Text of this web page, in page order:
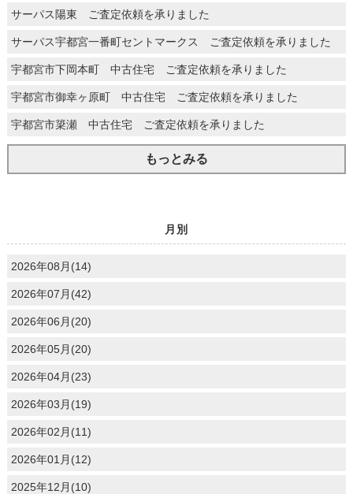
サーパス陽東 ご査定依頼を承りました
サーパス宇都宮一番町セントマークス ご査定依頼を承りました
宇都宮市下岡本町 中古住宅 ご査定依頼を承りました
宇都宮市御幸ヶ原町 中古住宅 ご査定依頼を承りました
宇都宮市簗瀬 中古住宅 ご査定依頼を承りました
もっとみる
月別
2026年08月(14)
2026年07月(42)
2026年06月(20)
2026年05月(20)
2026年04月(23)
2026年03月(19)
2026年02月(11)
2026年01月(12)
2025年12月(10)